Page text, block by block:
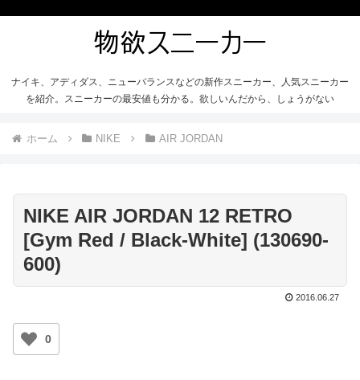
ナイキ、アディダス、ニューバランスなどの新作スニーカー、人気スニーカー
を紹介。スニーカーの最安値も分かる。欲しいんだから、しょうがない
ホーム NIKE AIR JORDAN
NIKE AIR JORDAN 12 RETRO
[Gym Red / Black-White] (130690-
600)
2016.06.27
0